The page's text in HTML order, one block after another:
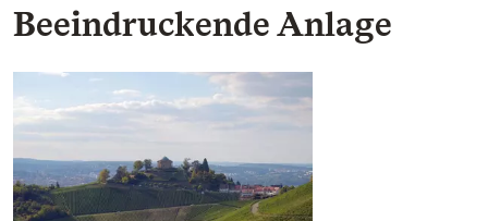
Beeindruckende Anlage